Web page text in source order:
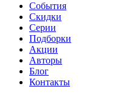
События
Скидки
Серии
Подборки
Акции
Авторы
Блог
Контакты